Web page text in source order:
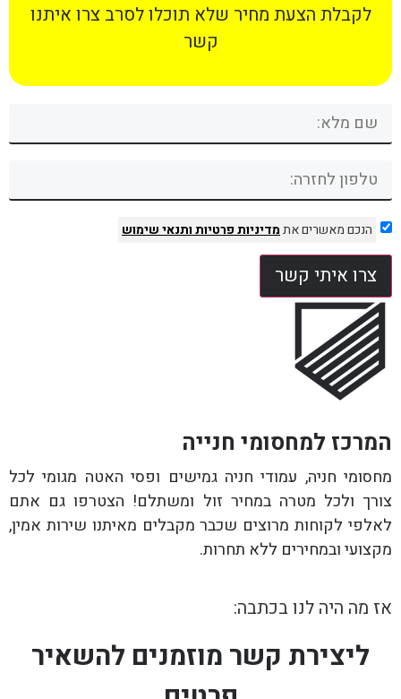
לקבלת הצעת מחיר שלא תוכלו לסרב צרו איתנו
קשר
הנכם מאשרים אתמדיניות פרטיותותנאי שימוש
צרו איתי קשר
המרכז למחסומי חנייה
מחסומי חניה, עמודי חניה גמישים ופסי האטה מגומי לכל
צורך ולכל מטרה במחיר זול ומשתלם! הצטרפו גם אתם
לאלפי לקוחות מרוצים שכבר מקבלים מאיתנו שירות אמין,
מקצועי ובמחירים ללא תחרות.
אז מה היה לנו בכתבה:
ליצירת קשר מוזמנים להשאיר